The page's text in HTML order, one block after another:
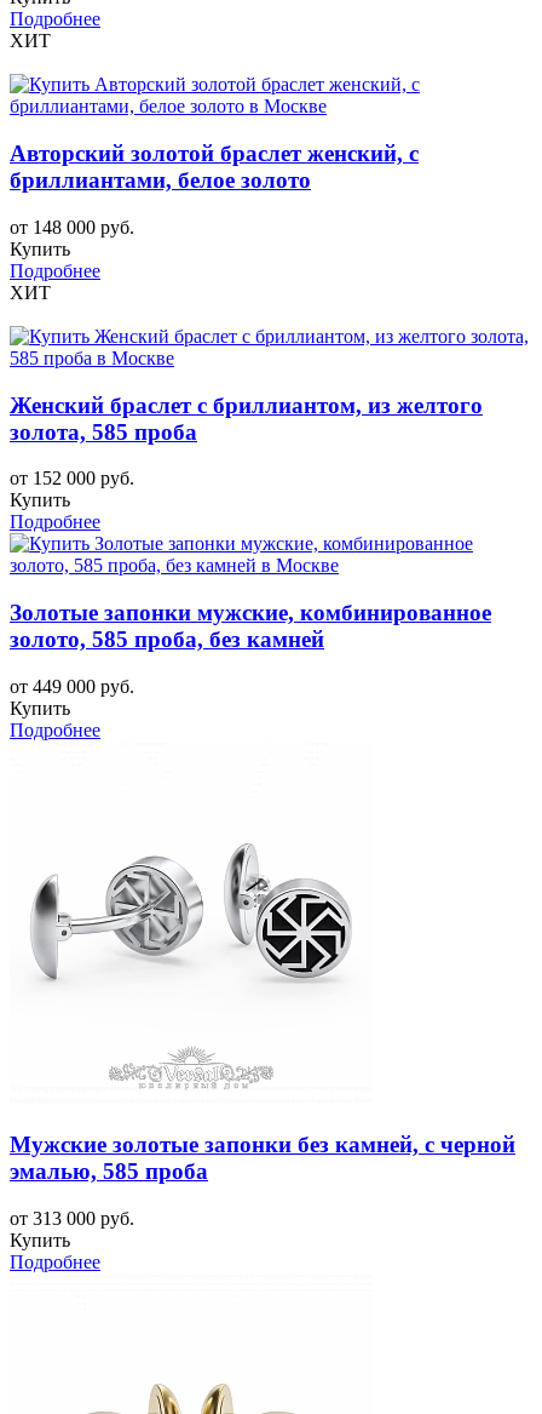
Подробнее
ХИТ
Авторский золотой браслет женский, с
бриллиантами, белое золото
от 148 000 руб.
Купить
Подробнее
ХИТ
Женский браслет c бриллиантом, из желтого
золота, 585 проба
от 152 000 руб.
Купить
Подробнее
Золотые запонки мужские, комбинированное
золото, 585 проба, без камней
от 449 000 руб.
Купить
Подробнее
Мужские золотые запонки без камней, с черной
эмалью, 585 проба
от 313 000 руб.
Купить
Подробнее